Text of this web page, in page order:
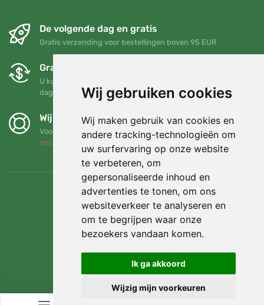
Wij gebruiken cookies
Wij maken gebruik van cookies en
andere tracking-technologieën om
uw surfervaring op onze website
te verbeteren, om
gepersonaliseerde inhoud en
advertenties te tonen, om ons
websiteverkeer te analyseren en
om te begrijpen waar onze
bezoekers vandaan komen.
Ik ga akkoord
Wijzig mijn voorkeuren
De volgende dag en gratis
Gratis verzending voor bestellingen boven 95 EUR
Gratis ruilen en retourneren
U kunt uw bestelling op elk gewenst moment binnen 90
dagen retourneren of ruilen
Wij steunen Trees.org
Voor elke bestelling planten we een boom! Lees meer Over
ons